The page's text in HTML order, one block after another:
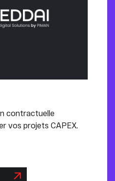
contractuelle
vos projets CAPEX.